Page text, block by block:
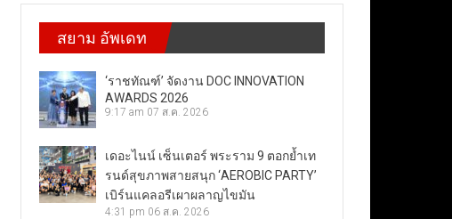
สยาม อัพเดท
‘ราชทัณฑ์’ จัดงาน DOC INNOVATION
AWARDS 2026
9:17 am 07 ส.ค. 2026
เดอะไนน์ เซ็นเตอร์ พระราม 9 ตอกย้ำเท
รนด์สุขภาพสายสนุก ‘AEROBIC PARTY’
เบิร์นแคลอรีเผาผลาญไขมัน
4:31 pm 06 ส.ค. 2026